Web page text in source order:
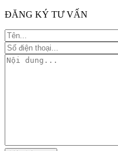
ĐĂNG KÝ TƯ VẤN